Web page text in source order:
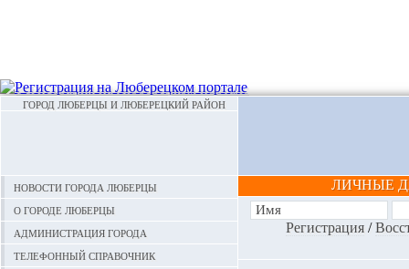
ГОРОД ЛЮБЕРЦЫ И ЛЮБЕРЕЦКИЙ РАЙОН
Новости города Люберцы
О городе Люберцы
Администрация города
Телефонный справочник
ЛИЧНЫЕ
Регистрация/